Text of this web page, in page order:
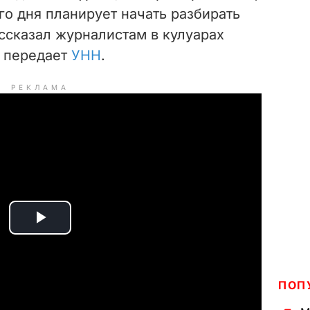
дня планирует начать разбирать
журналистам в кулуарах
УНН.
РЕКЛАМА
P